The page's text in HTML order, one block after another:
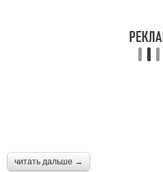
читать дальше →